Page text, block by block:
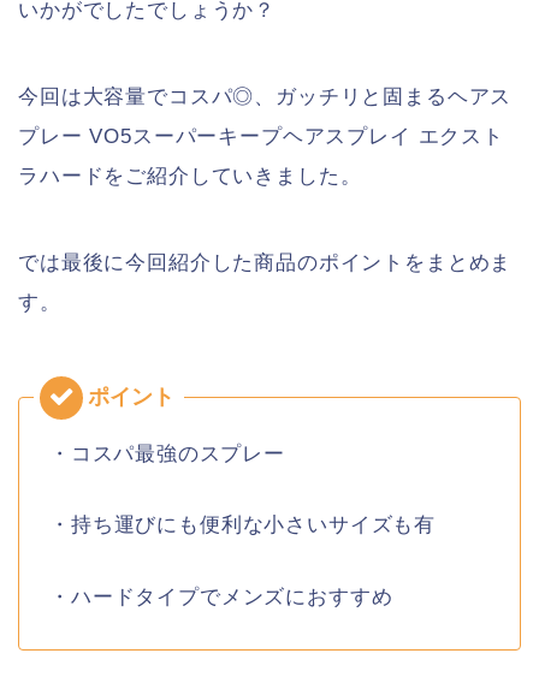
いかがでしたでしょうか？
今回は大容量でコスパ◎、ガッチリと固まるヘアス
プレー VO5スーパーキープヘアスプレイ エクスト
ラハードをご紹介していきました。
では最後に今回紹介した商品のポイントをまとめま
す。
・コスパ最強のスプレー
・持ち運びにも便利な小さいサイズも有
・ハードタイプでメンズにおすすめ